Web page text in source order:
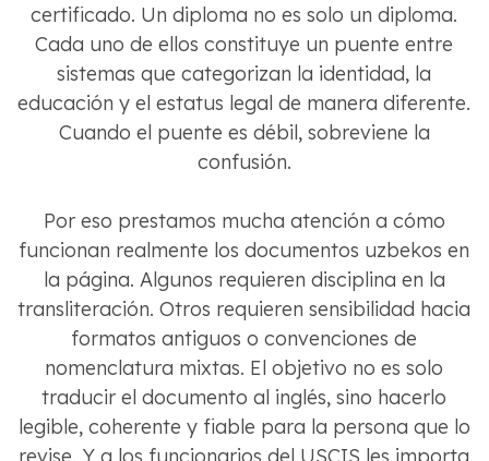
certificado. Un diploma no es solo un diploma.
Cada uno de ellos constituye un puente entre
sistemas que categorizan la identidad, la
educación y el estatus legal de manera diferente.
Cuando el puente es débil, sobreviene la
confusión.
Por eso prestamos mucha atención a cómo
funcionan realmente los documentos uzbekos en
la página. Algunos requieren disciplina en la
transliteración. Otros requieren sensibilidad hacia
formatos antiguos o convenciones de
nomenclatura mixtas. El objetivo no es solo
traducir el documento al inglés, sino hacerlo
legible, coherente y fiable para la persona que lo